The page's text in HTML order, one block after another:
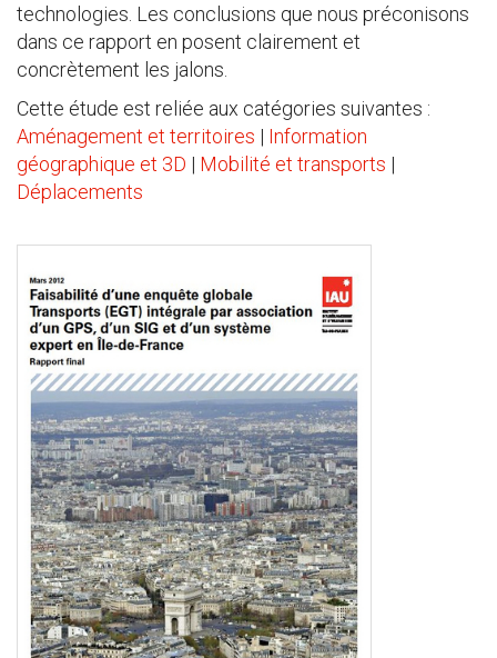
technologies. Les conclusions que nous préconisons
dans ce rapport en posent clairement et
concrètement les jalons.
Cette étude est reliée aux catégories suivantes :
Aménagement et territoires | Information
géographique et 3D | Mobilité et transports |
Déplacements